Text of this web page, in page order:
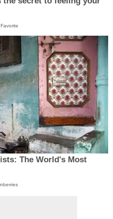
Favorite
The World's Most